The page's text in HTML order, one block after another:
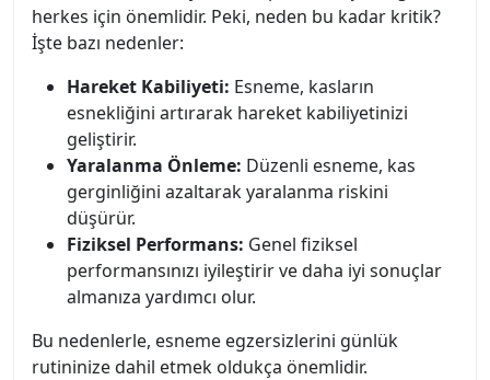
herkes için önemlidir. Peki, neden bu kadar kritik?
İşte bazı nedenler:
Hareket Kabiliyeti: Esneme, kasların
esnekliğini artırarak hareket kabiliyetinizi
geliştirir.
Yaralanma Önleme: Düzenli esneme, kas
gerginliğini azaltarak yaralanma riskini
düşürür.
Fiziksel Performans: Genel fiziksel
performansınızı iyileştirir ve daha iyi sonuçlar
almanıza yardımcı olur.
Bu nedenlerle, esneme egzersizlerini günlük
rutininize dahil etmek oldukça önemlidir.